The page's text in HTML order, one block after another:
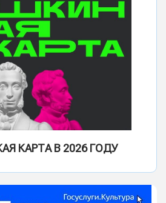
КАРТА В 2026 ГОДУ